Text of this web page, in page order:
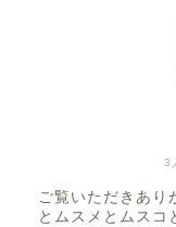
3
ご覧いただきあり
とムスメとムスコ